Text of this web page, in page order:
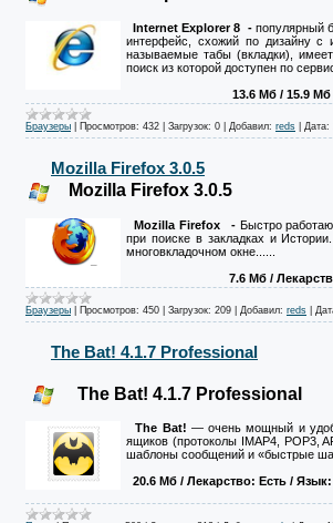
Internet Explorer 8 - популярный
интерфейс, схожий по дизайну с
называемые табы (вкладки),
поиск из которой доступен по
13.6 Mб / 15.9 Mб
Браузеры Просмотров: 432 Загрузок: 0 Добавил: reds Дата:
Mozilla Firefox 3.0.5
Mozilla Firefox 3.0.5
Mozilla Firefox - Быстро
при поиске в закладках и
многовкладочном окне......
7.6 Mб /
Браузеры Просмотров: 450 Загрузок: 209 Добавил: reds
The Bat! 4.1.7 Professional
The Bat! 4.1.7 Professional
The Bat! — очень мощный и
ящиков (протоколы IMAP4, POP3,
шаблоны сообщений и «быстрые
20.6 Mб / Лекарство: Есть / Язык: